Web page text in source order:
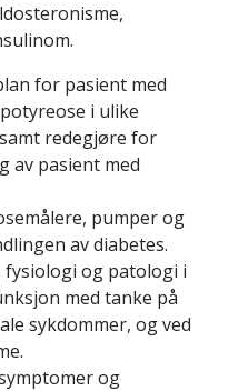
for pasient med
i ulike
redegjøre for
av pasient med
pumper og
av diabetes.
fysiologi og patologi i
med tanke på
sykdommer, og ved
og